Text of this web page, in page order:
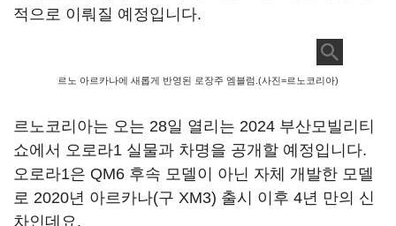
적으로 이뤄질 예정입니다.
르노 아르카나에 새롭게 반영된 로장주 엠블럼.(사진=르노코리아)
르노코리아는 오는 28일 열리는 2024 부산모빌리티
쇼에서 오로라1 실물과 차명을 공개할 예정입니다.
오로라1은 QM6 후속 모델이 아닌 자체 개발한 모델
로 2020년 아르카나(구 XM3) 출시 이후 4년 만의 신
차인데요.